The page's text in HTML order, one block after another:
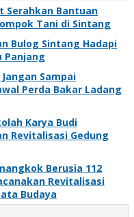
Serahkan Bantuan
Tani di Sintang
Bulog Sintang Hadapi
Panjang
Sampai
Perda Bakar Ladang
Karya Budi
Revitalisasi Gedung
Berusia 112
Revitalisasi
Budaya